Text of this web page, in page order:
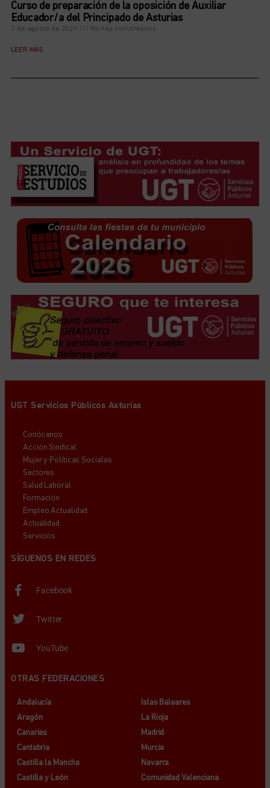
Curso de preparación de la oposición de Auxiliar
Educador/a del Principado de Asturias
3 de agosto de 2026 No hay comentarios
LEER MÁS
UGT Servicios Públicos Asturias
Conócenos
Acción Sindical
Mujer y Políticas Sociales
Sectores
Salud Laboral
Formación
Empleo Actualidad
Actualidad
Servicios
SÍGUENOS EN REDES
Facebook
Twitter
YouTube
OTRAS FEDERACIONES
Andalucía
Aragón
Canarias
Cantabria
Castilla la Mancha
Castilla y León
Islas Baleares
La Rioja
Madrid
Murcia
Navarra
Comunidad Valenciana